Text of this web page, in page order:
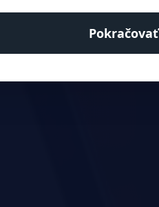
Pokračovať